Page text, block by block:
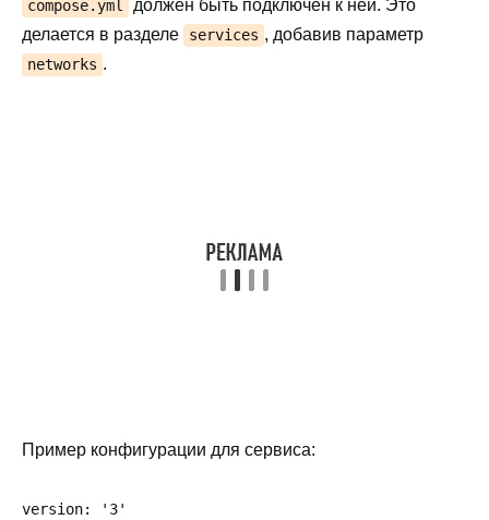
compose.yml
должен быть подключен к ней. Это
делается в разделе
services , добавив параметр
networks .
Пример конфигурации для сервиса:
version: '3'